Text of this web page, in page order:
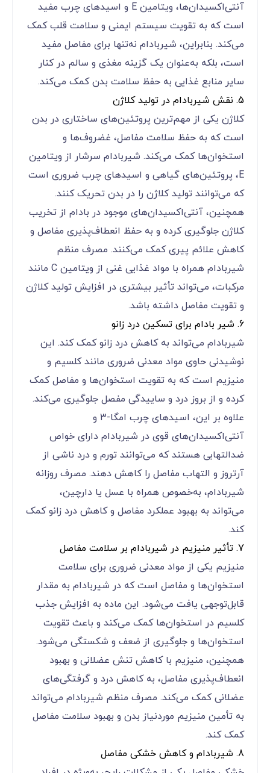
آنتی‌اکسیدان‌ها، ویتامین E و اسیدهای چرب مفید
است که به تقویت سیستم ایمنی و سلامت قلب کمک
می‌کند. بنابراین، شیربادام نه‌تنها برای مفاصل مفید
است، بلکه به‌عنوان یک گزینه مغذی و سالم در کنار
سایر منابع غذایی به حفظ سلامت بدن کمک می‌کند.
5. نقش شیربادام در تولید کلاژن
کلاژن یکی از مهم‌ترین پروتئین‌های ساختاری در بدن
است که به حفظ سلامت مفاصل، غضروف‌ها و
استخوان‌ها کمک می‌کند. شیربادام سرشار از ویتامین
E، پروتئین‌های گیاهی و اسیدهای چرب ضروری است
که می‌توانند تولید کلاژن را در بدن تحریک کنند.
همچنین، آنتی‌اکسیدان‌های موجود در بادام از تخریب
کلاژن جلوگیری کرده و به حفظ انعطاف‌پذیری مفاصل و
کاهش علائم پیری کمک می‌کنند. مصرف منظم
شیربادام همراه با مواد غذایی غنی از ویتامین C مانند
مرکبات، می‌تواند تأثیر بیشتری در افزایش تولید کلاژن
و تقویت مفاصل داشته باشد.
6. شیر بادام برای تسکین درد زانو
شیربادام می‌تواند به کاهش درد زانو کمک کند. این
نوشیدنی حاوی مواد معدنی ضروری مانند کلسیم و
منیزیم است که به تقویت استخوان‌ها و مفاصل کمک
کرده و از بروز درد و ساییدگی مفصل جلوگیری می‌کند.
علاوه بر این، اسیدهای چرب امگا-۳ و
آنتی‌اکسیدان‌های قوی در شیربادام دارای خواص
ضدالتهابی هستند که می‌توانند تورم و درد ناشی از
آرتروز و التهاب مفاصل را کاهش دهند. مصرف روزانه
شیربادام، به‌خصوص همراه با عسل یا دارچین،
می‌تواند به بهبود عملکرد مفاصل و کاهش درد زانو کمک
کند.
7. تأثیر منیزیم در شیربادام بر سلامت مفاصل
منیزیم یکی از مواد معدنی ضروری برای سلامت
استخوان‌ها و مفاصل است که در شیربادام به مقدار
قابل‌توجهی یافت می‌شود. این ماده به افزایش جذب
کلسیم در استخوان‌ها کمک می‌کند و باعث تقویت
استخوان‌ها و جلوگیری از ضعف و شکستگی می‌شود.
همچنین، منیزیم با کاهش تنش عضلانی و بهبود
انعطاف‌پذیری مفاصل، به کاهش درد و گرفتگی‌های
عضلانی کمک می‌کند. مصرف منظم شیربادام می‌تواند
به تأمین منیزیم موردنیاز بدن و بهبود سلامت مفاصل
کمک کند.
8. شیربادام و کاهش خشکی مفاصل